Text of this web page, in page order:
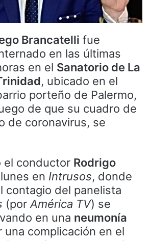
Brancatelli fue
en las últimas
en el Sanatorio de La
, ubicado en el
porteño de Palermo,
de que su cuadro de
de coronavirus, se
el conductor Rodrigo
en Intrusos, donde
contagio del panelista
(por América TV) se
en una neumonía
una complicación en el